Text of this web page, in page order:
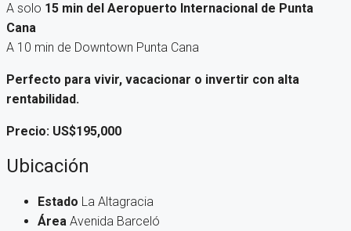
A solo 15 min del Aeropuerto Internacional de Punta
Cana
A 10 min de Downtown Punta Cana
Perfecto para vivir, vacacionar o invertir con alta
rentabilidad.
Precio: US$195,000
Ubicación
Estado La Altagracia
Área Avenida Barceló